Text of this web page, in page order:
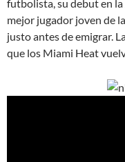
futbolista, su debut en
mejor jugador joven de
justo antes de emigrar.
que los Miami Heat